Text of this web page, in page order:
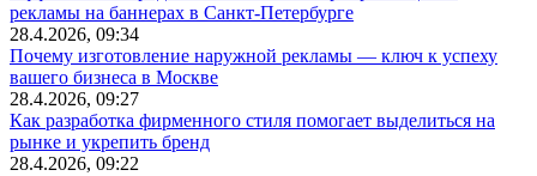
рекламы на баннерах в Санкт-Петербурге
28.4.2026, 09:34
Почему изготовление наружной рекламы — ключ к успеху
вашего бизнеса в Москве
28.4.2026, 09:27
Как разработка фирменного стиля помогает выделиться на
рынке и укрепить бренд
28.4.2026, 09:22